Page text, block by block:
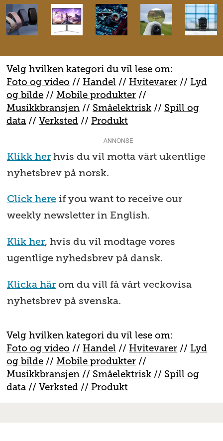
Velg hvilken kategori du vil lese om:
Foto og video // Handel // Hvitevarer // Lyd
og bilde //Mobile produkter //
Musikkbransjen // Småelektrisk // Spill og
data //Verksted // Produkt
ANNONSE
Klikk herhvis du vil motta vårt ukentlige
nyhetsbrev på norsk.
Click hereif you want to receive our
weekly newsletter in English.
Klik her, hvis du vil modtage vores
ugentlige nyhedsbrev på dansk.
Klicka härom du vill få vårt veckovisa
nyhetsbrev på svenska.
Velg hvilken kategori du vil lese om:
Foto og video // Handel // Hvitevarer // Lyd
og bilde //Mobile produkter //
Musikkbransjen // Småelektrisk // Spill og
data //Verksted // Produkt